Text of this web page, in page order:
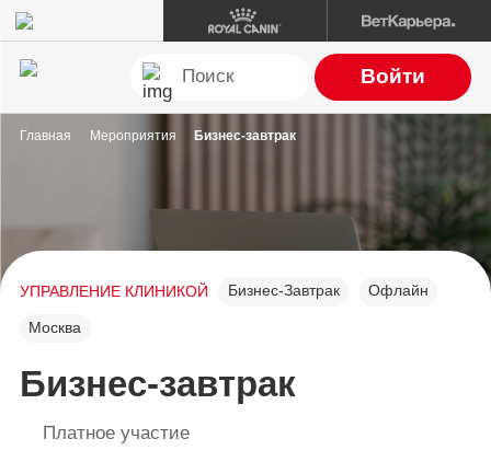
Войти
Главная Мероприятия Бизнес-завтрак
УПРАВЛЕНИЕ КЛИНИКОЙ Бизнес-Завтрак Офлайн
Москва
Бизнес-завтрак
Платное участие